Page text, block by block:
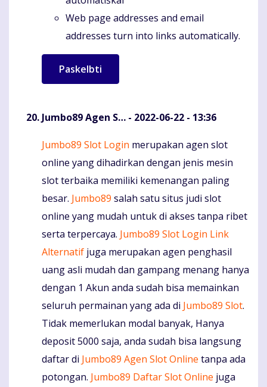
Web page addresses and email
addresses turn into links automatically.
Jumbo89 Agen S… - 2022-06-22 - 13:36
Komentaras
Jumbo89 Slot Login merupakan agen slot
online yang dihadirkan dengan jenis mesin
slot terbaika memiliki kemenangan paling
besar. Jumbo89 salah satu situs judi slot
online yang mudah untuk di akses tanpa ribet
serta terpercaya. Jumbo89 Slot Login Link
Alternatif juga merupakan agen penghasil
uang asli mudah dan gampang menang hanya
dengan 1 Akun anda sudah bisa memainkan
seluruh permainan yang ada di Jumbo89 Slot.
Tidak memerlukan modal banyak, Hanya
deposit 5000 saja, anda sudah bisa langsung
daftar di Jumbo89 Agen Slot Online tanpa ada
potongan. Jumbo89 Daftar Slot Online juga